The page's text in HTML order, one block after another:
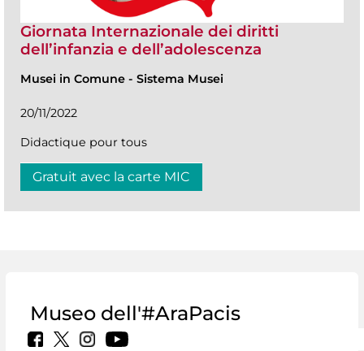
Giornata Internazionale dei diritti
dell’infanzia e dell’adolescenza
Musei in Comune - Sistema Musei
20/11/2022
Didactique pour tous
Gratuit avec la carte MIC
Museo dell'#AraPacis